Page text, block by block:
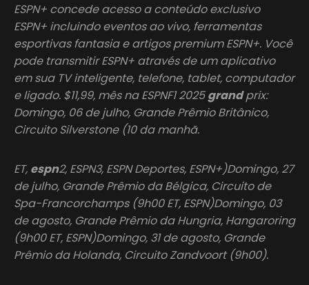
ESPN+ concede acesso a conteúdo exclusivo
ESPN+ incluindo eventos ao vivo, ferramentas
esportivas fantasia e artigos premium ESPN+. Você
pode transmitir ESPN+ através de um aplicativo
em sua TV inteligente, telefone, tablet, computador
e ligado. $11,99, mês na ESPNF1 2025grandprix:
Domingo, 06 de julho, Grande Prêmio Britânico,
Circuito Silverstone (10 da manhã.
ET, espn2, ESPN3, ESPN Deportes, ESPN+)Domingo, 27
de julho, Grande Prêmio da Bélgica, Circuito de
Spa-Francorchamps (9h00 ET, ESPN)Domingo, 03
de agosto, Grande Prêmio da Hungria, Hangaroring
(9h00 ET, ESPN)Domingo, 31 de agosto, Grande
Prêmio da Holanda, Circuito Zandvoort (9h00).